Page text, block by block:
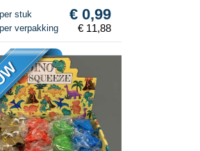
stuk € 0,99
verpakking € 11,88